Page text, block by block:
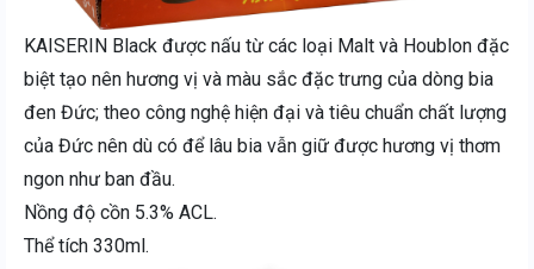
KAISERIN Black được nấu từ các loại Malt và Houblon đặc
biệt tạo nên hương vị và màu sắc đặc trưng của dòng bia
đen Đức; theo công nghệ hiện đại và tiêu chuẩn chất lượng
của Đức nên dù có để lâu bia vẫn giữ được hương vị thơm
ngon như ban đầu.
Nồng độ cồn 5.3% ACL.
Thể tích 330ml.